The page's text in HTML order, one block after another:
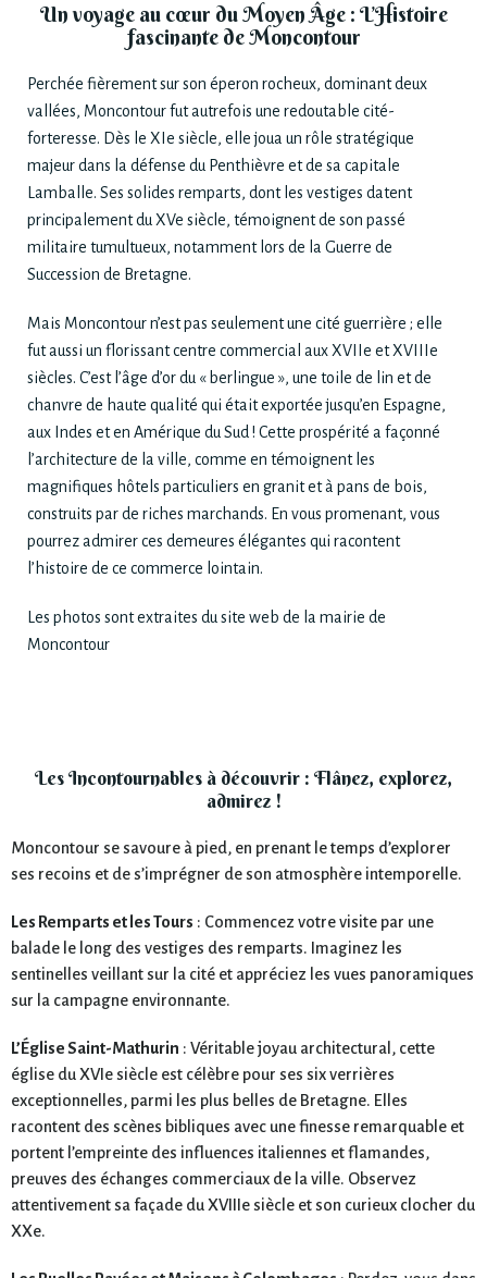
Un voyage au cœur du Moyen Âge : L’Histoire
fascinante de Moncontour
Perchée fièrement sur son éperon rocheux, dominant deux
vallées, Moncontour fut autrefois une redoutable cité-
forteresse. Dès le XIe siècle, elle joua un rôle stratégique
majeur dans la défense du Penthièvre et de sa capitale
Lamballe. Ses solides remparts, dont les vestiges datent
principalement du XVe siècle, témoignent de son passé
militaire tumultueux, notamment lors de la Guerre de
Succession de Bretagne.
Mais Moncontour n’est pas seulement une cité guerrière ; elle
fut aussi un florissant centre commercial aux XVIIe et XVIIIe
siècles. C’est l’âge d’or du « berlingue », une toile de lin et de
chanvre de haute qualité qui était exportée jusqu’en Espagne,
aux Indes et en Amérique du Sud ! Cette prospérité a façonné
l’architecture de la ville, comme en témoignent les
magnifiques hôtels particuliers en granit et à pans de bois,
construits par de riches marchands. En vous promenant, vous
pourrez admirer ces demeures élégantes qui racontent
l’histoire de ce commerce lointain.
Les photos sont extraites du site web de la mairie de
Moncontour
Les Incontournables à découvrir : Flânez, explorez,
admirez !
Moncontour se savoure à pied, en prenant le temps d’explorer
ses recoins et de s’imprégner de son atmosphère intemporelle.
Les Remparts et les Tours : Commencez votre visite par une
balade le long des vestiges des remparts. Imaginez les
sentinelles veillant sur la cité et appréciez les vues panoramiques
sur la campagne environnante.
L’Église Saint-Mathurin : Véritable joyau architectural, cette
église du XVIe siècle est célèbre pour ses six verrières
exceptionnelles, parmi les plus belles de Bretagne. Elles
racontent des scènes bibliques avec une finesse remarquable et
portent l’empreinte des influences italiennes et flamandes,
preuves des échanges commerciaux de la ville. Observez
attentivement sa façade du XVIIIe siècle et son curieux clocher du
XXe.